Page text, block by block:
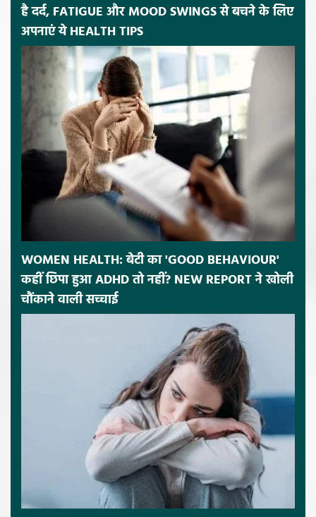
है दर्द, FATIGUE और MOOD SWINGS से बचने के लिए
अपनाएं ये HEALTH TIPS
WOMEN HEALTH: बेटी का 'GOOD BEHAVIOUR'
कहीं छिपा हुआ ADHD तो नहीं? NEW REPORT ने खोली
चौंकाने वाली सच्चाई